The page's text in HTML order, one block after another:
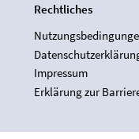
Rechtliches
Impressum
Erklärung zur